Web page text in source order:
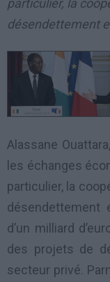
particulier, la
désendettement
Alassane
les échanges
particulier, la
désendettement
d’un milliard
des projets de
secteur privé.